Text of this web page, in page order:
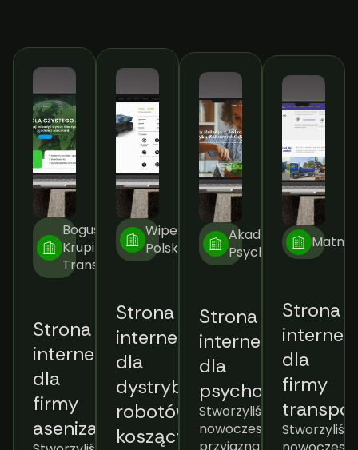
Bogusław
Krupiński
Transport
Strona
internetowa
dla
firmy
asenizacyjnej
Wiper
Polska
Strona
internetowa
dla
dystrybutora
robotów
koszących
Akademia
Psychodietetyka
Strona
internetowa
dla
psychodietetyka
Stworzyliśmy
nowoczesną,
przyjazną
Strona
dla
firmy